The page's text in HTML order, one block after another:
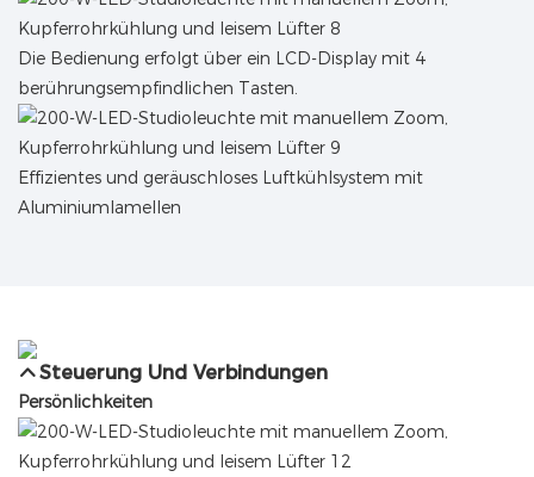
Die Bedienung erfolgt über ein LCD-Display mit 4
berührungsempfindlichen Tasten.
Effizientes und geräuschloses Luftkühlsystem mit
Aluminiumlamellen
Steuerung Und Verbindungen
Persönlichkeiten